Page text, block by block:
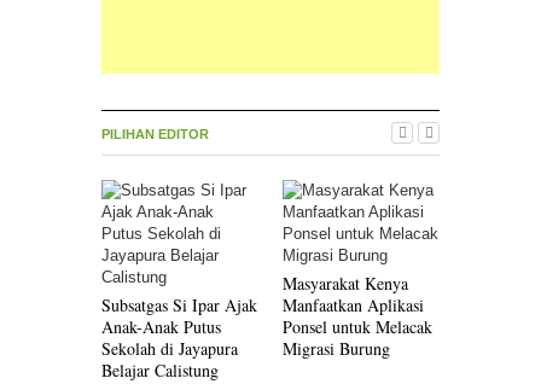
PILIHAN EDITOR
Subsatgas Si Ipar Ajak
Anak-Anak Putus
Sekolah di Jayapura
Belajar Calistung
Masyarakat Kenya
Manfaatkan Aplikasi
Ponsel untuk Melacak
Migrasi Burung